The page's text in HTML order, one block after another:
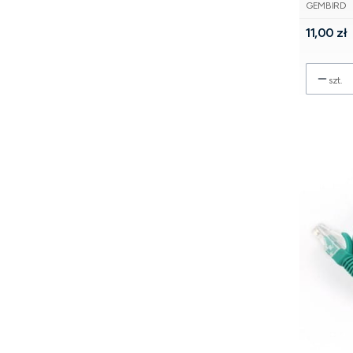
GEMBIRD
Cena
11,00 zł
szt.